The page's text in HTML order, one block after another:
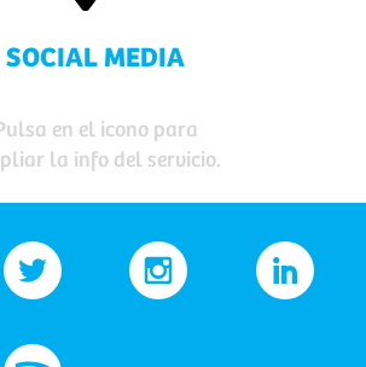
SOCIAL MEDIA
en el icono para
la info del servicio.